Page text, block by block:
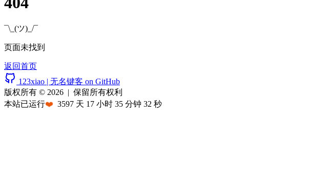
¯\_(ツ)_/¯
页面未找到
返回首页
123xiao | 无名键客 on GitHub
版权所有 © 2026 | 保留所有权利
本站已运行❤️ 3597 天 17 小时 35 分钟 32 秒